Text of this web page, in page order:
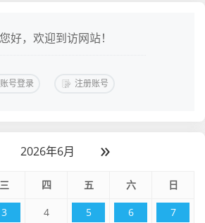
您好，欢迎到访网站！
账号登录 注册账号
2026年6月 »
三 四 五 六 日
3 4 5 6 7